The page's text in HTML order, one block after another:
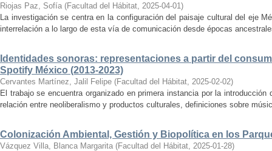
Riojas Paz, Sofía (Facultad del Hábitat, 2025-04-01)
La investigación se centra en la configuración del paisaje cultural del eje
interrelación a lo largo de esta vía de comunicación desde épocas
Identidades sonoras: representaciones a partir del
Spotify México (2013-2023)
Cervantes Martínez, Jalil Felipe (Facultad del Hábitat, 2025-02-02)
El trabajo se encuentra organizado en primera instancia por la
relación entre neoliberalismo y productos culturales, definiciones sobre
Colonización Ambiental, Gestión y Biopolítica en los
Vázquez Villa, Blanca Margarita (Facultad del Hábitat, 2025-01-28)